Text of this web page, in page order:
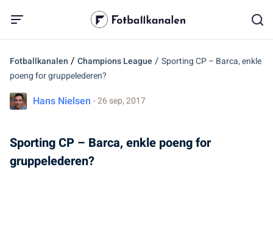
Fotballkanalen / Champions League / Sporting CP – Barca, enkle
poeng for gruppelederen?
Hans Nielsen - 26 sep, 2017
Sporting CP – Barca, enkle poeng for
gruppelederen?